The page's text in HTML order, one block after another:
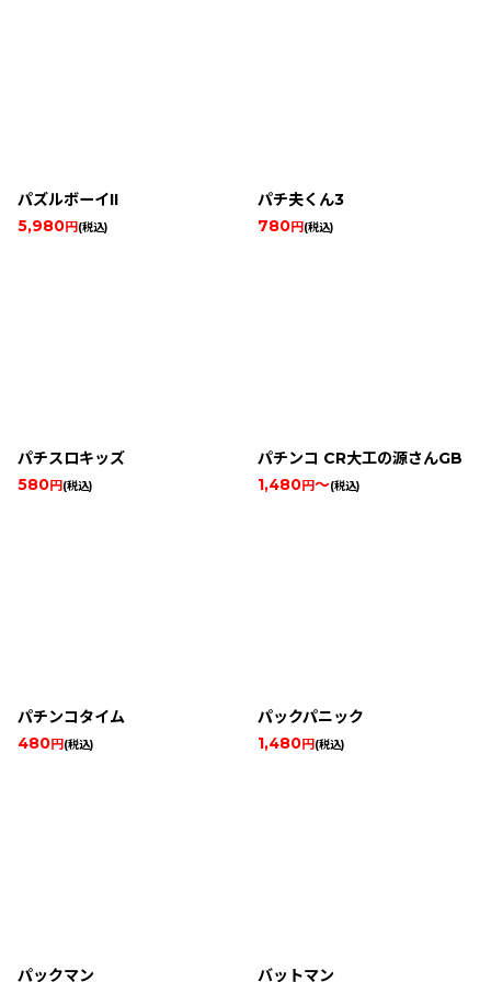
パズルボーイII
5,980円(税込)
パチ夫くん3
780円(税込)
パチスロキッズ
580円(税込)
パチンコ CR大工の源さんGB
1,480円～(税込)
パチンコタイム
480円(税込)
パックパニック
1,480円(税込)
パックマン バットマン